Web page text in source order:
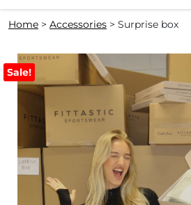
Home > Accessories > Surprise box
Sale!